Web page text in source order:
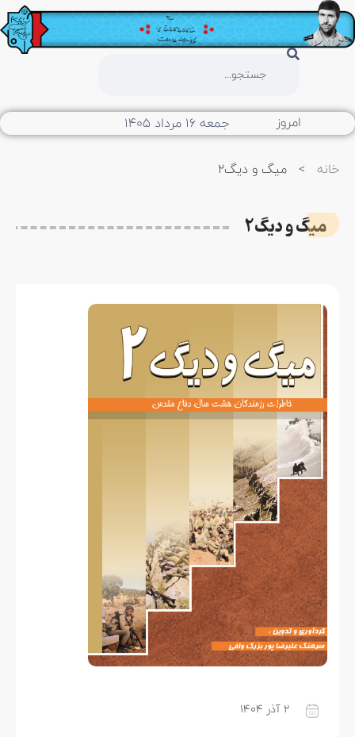
امروز جمعه ۱۶ مرداد ۱۴۰۵
خانه > میگ و دیگ2
میگ و دیگ2
۲ آذر ۱۴۰۴